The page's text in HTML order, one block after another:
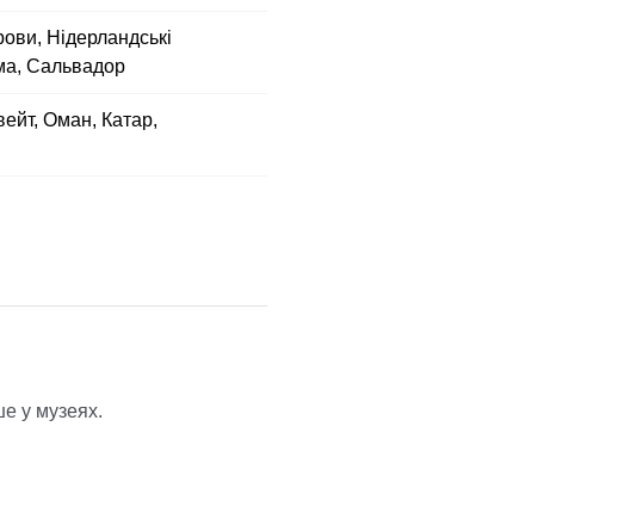
Нідерландські
Сальвадор
Оман, Катар,
у музеях.